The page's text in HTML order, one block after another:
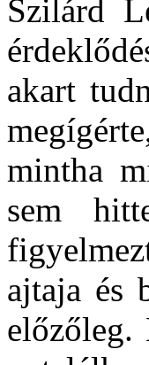
Szilárd
akart
mintha
sem
ajtaja és
előzőleg.